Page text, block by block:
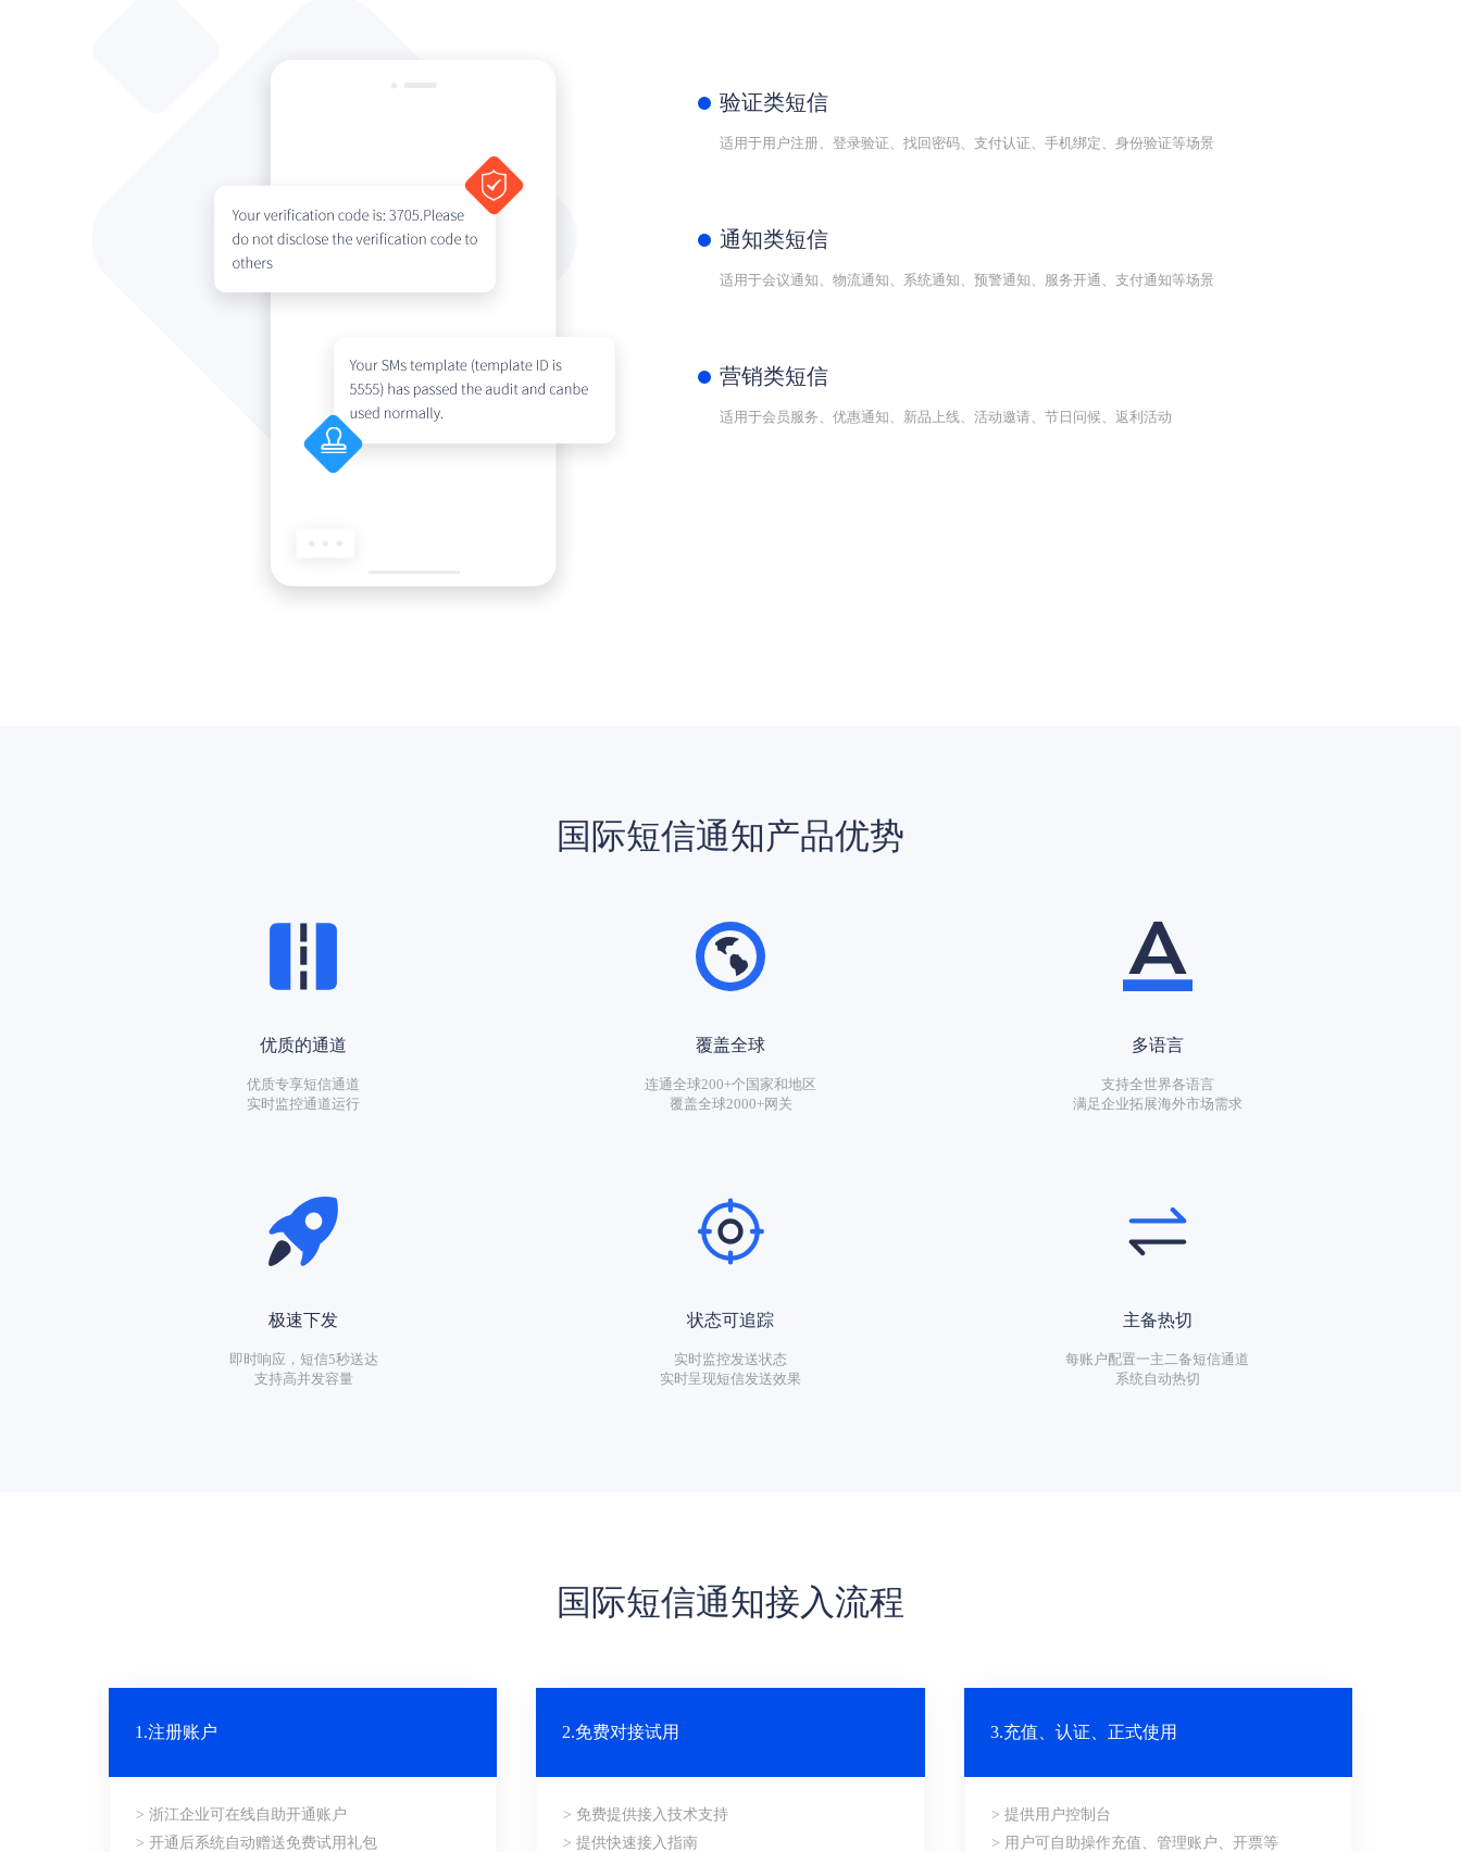
验证类短信
适用于用户注册、登录验证、找回密码、支付认证、手机绑定、身份验证等场景
通知类短信
适用于会议通知、物流通知、系统通知、预警通知、服务开通、支付通知等场景
营销类短信
适用于会员服务、优惠通知、新品上线、活动邀请、节日问候、返利活动
国际短信通知产品优势
优质的通道
优质专享短信通道
实时监控通道运行
覆盖全球
连通全球200+个国家和地区
覆盖全球2000+网关
多语言
支持全世界各语言
满足企业拓展海外市场需求
极速下发
即时响应，短信5秒送达
支持高并发容量
状态可追踪
实时监控发送状态
实时呈现短信发送效果
主备热切
每账户配置一主二备短信通道
系统自动热切
国际短信通知接入流程
1.注册账户
> 浙江企业可在线自助开通账户
> 开通后系统自动赠送免费试用礼包
2.免费对接试用
> 免费提供接入技术支持
> 提供快速接入指南
3.充值、认证、正式使用
> 提供用户控制台
> 用户可自助操作充值、管理账户、开票等